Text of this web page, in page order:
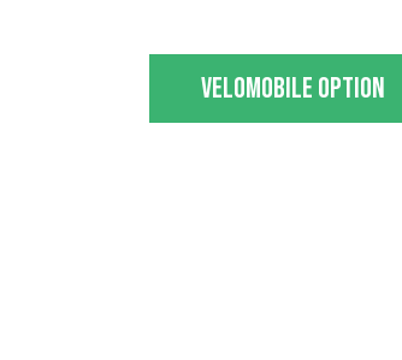
Velomobile option